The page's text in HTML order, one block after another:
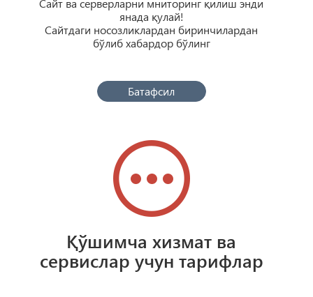
Сайт ва серверларни мниторинг қилиш энди
янада қулай!
Сайтдаги носозликлардан биринчилардан
бўлиб хабардор бўлинг
Батафсил
Қўшимча хизмат ва
сервислар учун тарифлар